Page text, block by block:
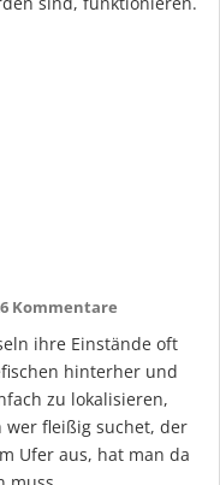
Kommentare
ihre Einstände oft
hinterher und
zu lokalisieren,
wer fleißig suchet, der
Ufer aus, hat man da